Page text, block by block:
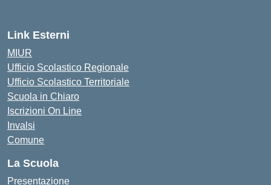
Link Esterni
MIUR
Ufficio Scolastico Regionale
Ufficio Scolastico Territoriale
Scuola in Chiaro
Iscrizioni On Line
Invalsi
Comune
La Scuola
Presentazione